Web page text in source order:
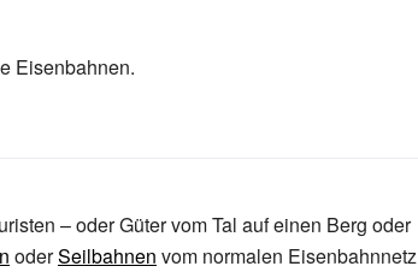
Eisenbahnen.
– oder Güter vom Tal auf einen Berg oder
oderSeilbahnen vom normalen Eisenbahnnetz